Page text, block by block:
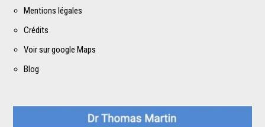
Mentions légales
Crédits
Voir sur google Maps
Blog